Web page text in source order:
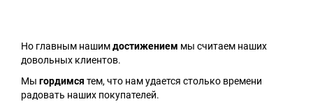
Но главным нашимдостижением мы считаем наших
довольных клиентов.
Мы гордимся тем, что нам удается столько времени
радовать наших покупателей.